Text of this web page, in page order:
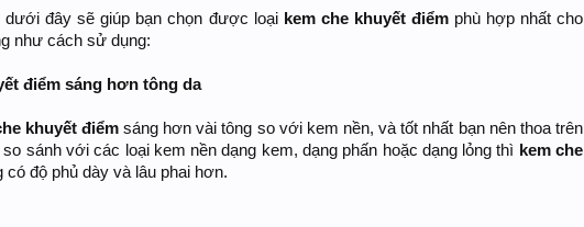
dưới đây sẽ giúp bạn chọn được loại kem che khuyết điểmphù hợp nhất cho
như cách sử dụng:
điểm sáng hơn tông da
khuyết điểmsáng hơn vài tông so với kem nền, và tốt nhất bạn nên thoa trên
sánh với các loại kem nền dạng kem, dạng phấn hoặc dạng lỏng thì kem che
có độ phủ dày và lâu phai hơn.